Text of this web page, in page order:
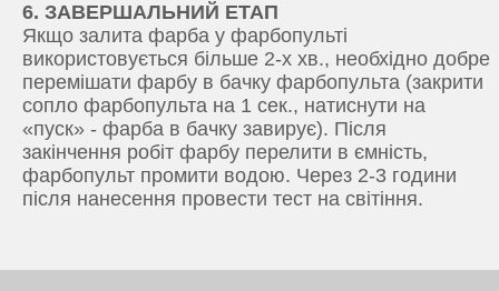
6. ЗАВЕРШАЛЬНИЙ ЕТАП
Якщо залита фарба у фарбопульті
використовується більше 2-х хв., необхідно добре
перемішати фарбу в бачку фарбопульта (закрити
сопло фарбопульта на 1 сек., натиснути на
«пуск» - фарба в бачку завирує). Після
закінчення робіт фарбу перелити в ємність,
фарбопульт промити водою. Через 2-3 години
після нанесення провести тест на світіння.